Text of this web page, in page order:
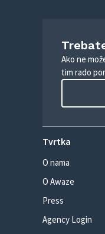
Ako ne
tim rado
Tvrtka
O nama
O Awaze
Press
Agency Login